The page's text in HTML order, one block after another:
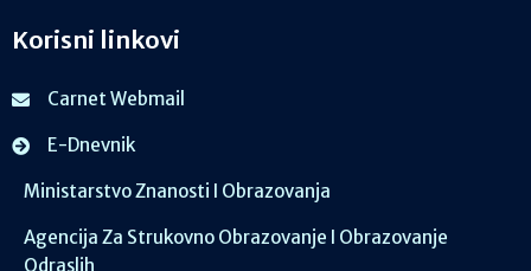
Korisni linkovi
Carnet Webmail
E-Dnevnik
Ministarstvo Znanosti I Obrazovanja
Agencija Za Strukovno Obrazovanje I Obrazovanje
Odraslih